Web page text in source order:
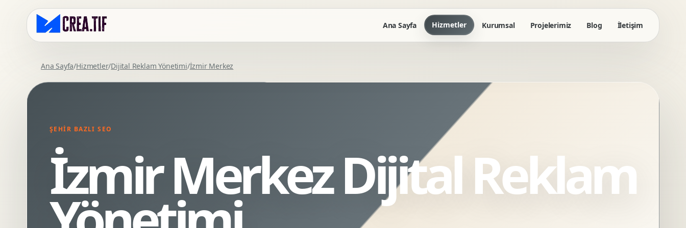
Ana Sayfa Hizmetler
Kurumsal Web Tasarim
SEO Uyumlu Web Tasarim
Wordpress Web Tasarim
Webflow Web Tasarim
Kurumsal Site Yenileme
Prototip Tasarimi
Dashboard UI Tasarimi
Conversion UX Optimizasyonu
Ofis Ici Gorsel Kimlik
Kurumsal Katalog Tasarimi
Kurumsal Projelerimiz Blog İletişim
Ana Sayfa/Hizmetler/Dijital Reklam Yönetimi/İzmir Merkez
ŞEHIR BAZLI SEO
İzmir Merkez Dijital Reklam